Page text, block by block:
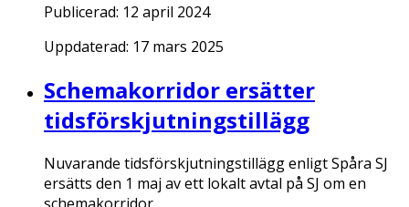
Publicerad: 12 april 2024
Uppdaterad: 17 mars 2025
Schemakorridor ersätter
tidsförskjutningstillägg
Nuvarande tidsförskjutningstillägg enligt Spåra SJ
ersätts den 1 maj av ett lokalt avtal på SJ om en
schemakorridor.